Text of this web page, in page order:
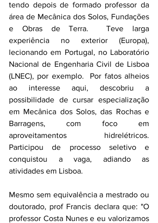
tendo depois de formado professor da
área de Mecânica dos Solos, Fundações
e Obras de Terra.  Teve larga
experiência no exterior (Europa),
lecionando em Portugal, no Laboratório
Nacional de Engenharia Civil de Lisboa
(LNEC), por exemplo.  Por fatos alheios
ao interesse aqui, descobriu a
possibilidade de cursar especialização
em Mecânica dos Solos, das Rochas e
Barragens, com foco em
aproveitamentos hidrelétricos.
Participou de processo seletivo e
conquistou a vaga, adiando as
atividades em Lisboa.
Mesmo sem equivalência a mestrado ou
doutorado, prof Francis declara que: "O
professor Costa Nunes e eu valorizamos